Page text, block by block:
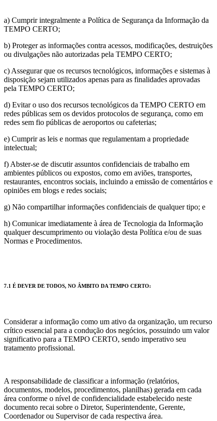
a) Cumprir integralmente a Política de Segurança da Informação da
TEMPO CERTO;
b) Proteger as informações contra acessos, modificações, destruições
ou divulgações não autorizadas pela TEMPO CERTO;
c) Assegurar que os recursos tecnológicos, informações e sistemas à
disposição sejam utilizados apenas para as finalidades aprovadas
pela TEMPO CERTO;
d) Evitar o uso dos recursos tecnológicos da TEMPO CERTO em
redes públicas sem os devidos protocolos de segurança, como em
redes sem fio públicas de aeroportos ou cafeterias;
e) Cumprir as leis e normas que regulamentam a propriedade
intelectual;
f) Abster-se de discutir assuntos confidenciais de trabalho em
ambientes públicos ou expostos, como em aviões, transportes,
restaurantes, encontros sociais, incluindo a emissão de comentários e
opiniões em blogs e redes sociais;
g) Não compartilhar informações confidenciais de qualquer tipo; e
h) Comunicar imediatamente à área de Tecnologia da Informação
qualquer descumprimento ou violação desta Política e/ou de suas
Normas e Procedimentos.
7.1 É DEVER DE TODOS, NO ÂMBITO DA TEMPO CERTO:
Considerar a informação como um ativo da organização, um recurso
crítico essencial para a condução dos negócios, possuindo um valor
significativo para a TEMPO CERTO, sendo imperativo seu
tratamento profissional.
A responsabilidade de classificar a informação (relatórios,
documentos, modelos, procedimentos, planilhas) gerada em cada
área conforme o nível de confidencialidade estabelecido neste
documento recai sobre o Diretor, Superintendente, Gerente,
Coordenador ou Supervisor de cada respectiva área.